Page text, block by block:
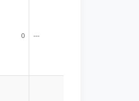
0 ---